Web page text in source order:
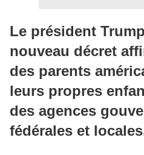
Le président
nouveau décret
des parents
leurs propres
des agences
fédérales et